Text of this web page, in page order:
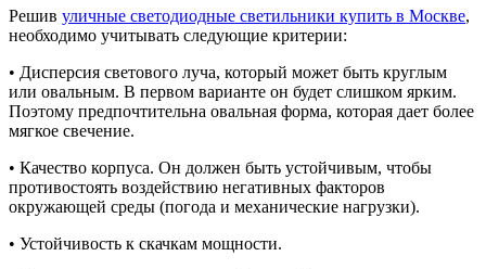
Решив уличные светодиодные светильники купить в Москве,
необходимо учитывать следующие критерии:
• Дисперсия светового луча, который может быть круглым
или овальным. В первом варианте он будет слишком ярким.
Поэтому предпочтительна овальная форма, которая дает более
мягкое свечение.
• Качество корпуса. Он должен быть устойчивым, чтобы
противостоять воздействию негативных факторов
окружающей среды (погода и механические нагрузки).
• Устойчивость к скачкам мощности.